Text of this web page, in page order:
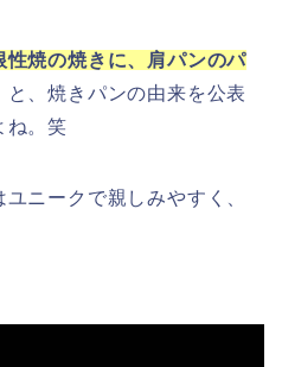
性焼の焼きに、肩パンのパ
と、焼きパンの由来を公表
ね。笑
ニークで親しみやすく、